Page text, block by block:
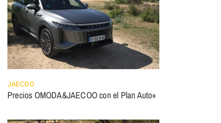
JAECOO
Precios OMODA&JAECOO con el Plan Auto+